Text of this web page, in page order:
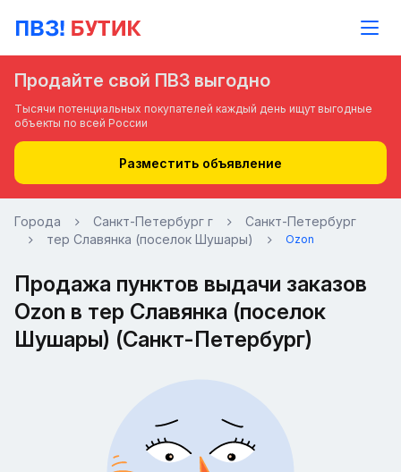
Продайте свой ПВЗ выгодно
Тысячи потенциальных покупателей каждый день ищут выгодные
объекты по всей России
Разместить объявление
Города Санкт-Петербург г
Санкт-Петербург
тер Славянка (поселок Шушары)
Ozon
Продажа пунктов выдачи заказов
Ozon в тер Славянка (поселок
Шушары) (Санкт-Петербург)